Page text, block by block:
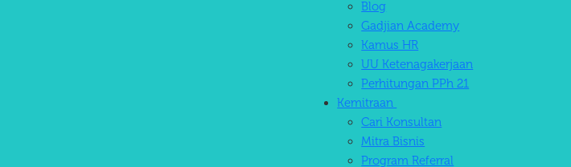
Blog
Gadjian Academy
Kamus HR
UU Ketenagakerjaan
Perhitungan PPh 21
Kemitraan
Cari Konsultan
Mitra Bisnis
Program Referral